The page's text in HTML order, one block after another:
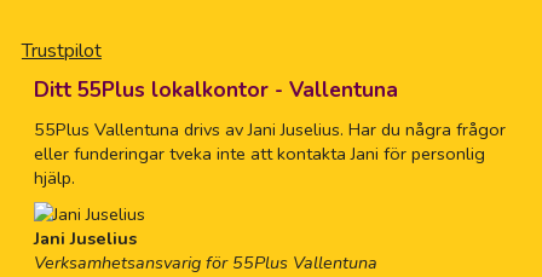
Trustpilot
Ditt 55Plus lokalkontor - Vallentuna
55Plus Vallentuna drivs av Jani Juselius. Har du några frågor
eller funderingar tveka inte att kontakta Jani för personlig
hjälp.
Jani Juselius
Verksamhetsansvarig för 55Plus Vallentuna